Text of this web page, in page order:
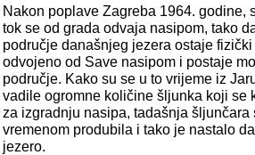
Nakon poplave Zagreba 1964. godine,
tok se od grada odvaja nasipom, tako
područje današnjeg jezera ostaje fizički
odvojeno od Save nasipom i postaje
područje. Kako su se u to vrijeme iz
vadile ogromne količine šljunka koji se
za izgradnju nasipa, tadašnja šljunčara
vremenom produbila i tako je nastalo
jezero.